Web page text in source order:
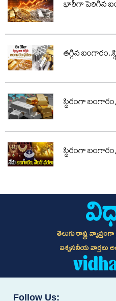
భారీగా పెరిగిన
తగ్గిన
స్థిరంగా
స్థిరంగా
తెలుగు రాష్ట్ర
విశ్వసనీయ వార్తలు
Follow Us: